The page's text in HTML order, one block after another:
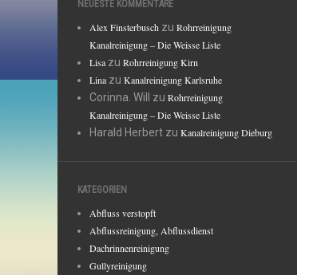
NEUESTE KOMMENTARE
Alex Finsterbusch zu Rohrreinigung
Kanalreinigung – Die Weisse Liste
Lisa zu Rohrreinigung Kirn
Lina zu Kanalreinigung Karlsruhe
Corinna. Will
zu Rohrreinigung
Kanalreinigung – Die Weisse Liste
Harald Herbert zu Kanalreinigung Dieburg
KATEGORIEN
Abfluss verstopft
Abflussreinigung, Abflussdienst
Dachrinnenreinigung
Gullyreinigung